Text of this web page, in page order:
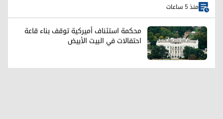
منذ 5 ساعات
محكمة استئناف أميركية توقف بناء قاعة
احتفالات في البيت الأبيض